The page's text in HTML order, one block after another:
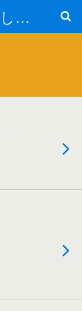
縄文と古代文明を探求しよう！